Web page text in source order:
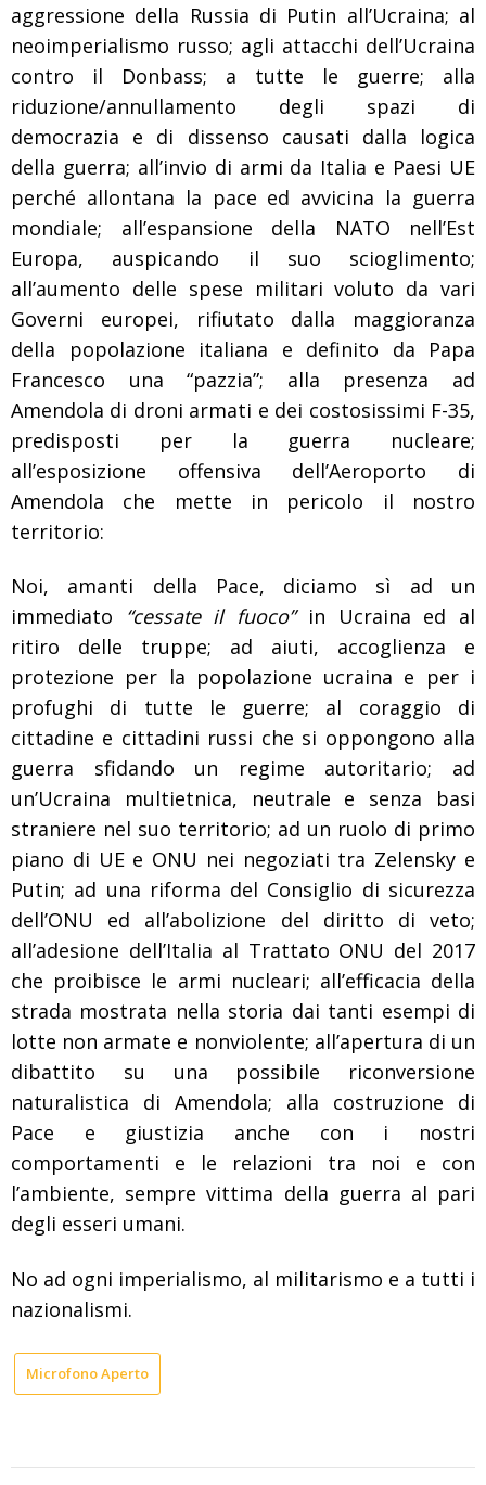
aggressione della Russia di Putin all’Ucraina; al
neoimperialismo russo; agli attacchi dell’Ucraina
contro il Donbass; a tutte le guerre; alla
riduzione/annullamento degli spazi di
democrazia e di dissenso causati dalla logica
della guerra; all’invio di armi da Italia e Paesi UE
perché allontana la pace ed avvicina la guerra
mondiale; all’espansione della NATO nell’Est
Europa, auspicando il suo scioglimento;
all’aumento delle spese militari voluto da vari
Governi europei, rifiutato dalla maggioranza
della popolazione italiana e definito da Papa
Francesco una “pazzia”; alla presenza ad
Amendola di droni armati e dei costosissimi F-35,
predisposti per la guerra nucleare;
all’esposizione offensiva dell’Aeroporto di
Amendola che mette in pericolo il nostro
territorio:
Noi, amanti della Pace, diciamo sì
ad un
immediato “cessate il fuoco” in Ucraina ed al
ritiro delle truppe; ad aiuti, accoglienza e
protezione per la popolazione ucraina e per i
profughi di tutte le guerre; al coraggio di
cittadine e cittadini russi che si oppongono alla
guerra sfidando un regime autoritario; ad
un’Ucraina multietnica, neutrale e senza basi
straniere nel suo territorio; ad un ruolo di primo
piano di UE e ONU nei negoziati tra Zelensky e
Putin; ad una riforma del Consiglio di sicurezza
dell’ONU ed all’abolizione del diritto di veto;
all’adesione dell’Italia al Trattato ONU del 2017
che proibisce le armi nucleari; all’efficacia della
strada mostrata nella storia dai tanti esempi di
lotte non armate e nonviolente; all’apertura di un
dibattito su una possibile riconversione
naturalistica di Amendola; alla costruzione di
Pace e giustizia anche con i nostri
comportamenti e le relazioni tra noi e con
l’ambiente, sempre vittima della guerra al pari
degli esseri umani.
No ad ogni imperialismo, al militarismo e a tutti i
nazionalismi.
Microfono Aperto